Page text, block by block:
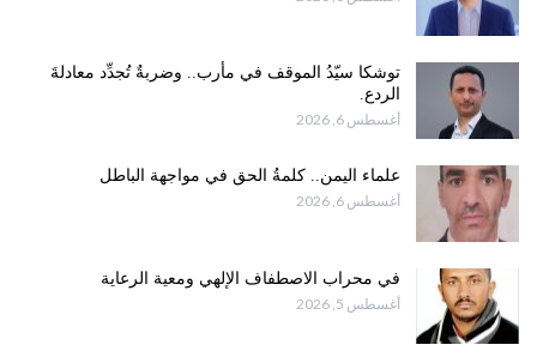
توشكا سيّدُ الموقف في مأرب.. وضربةٌ تُجدِّد معادلةَ
الردع.
أغسطس 6, 2026
علماء اليمن.. كلمةُ الحق في مواجهة الباطل
أغسطس 6, 2026
في محراب الاصطفاف الإلهي ومعية الرعاية
أغسطس 5, 2026